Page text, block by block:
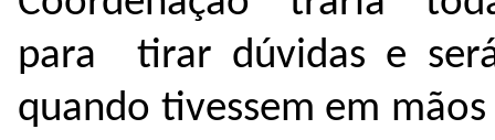
para tirar dúvidas e
quando tivessem em